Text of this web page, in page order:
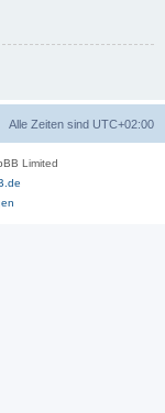
Alle Zeiten sind UTC+02:00
Limited